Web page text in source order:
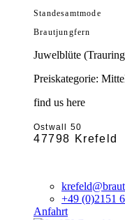
Standesamtmode
Brautjungfern
Juwelblüte
Preiskategorie:
find us here
Ostwall 50
47798 Krefeld
+49 (0)2151
Anfahrt